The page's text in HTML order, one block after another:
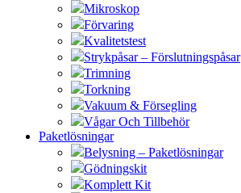
Mikroskop
Förvaring
Kvalitetstest
Strykpåsar – Förslutningspåsar
Trimning
Torkning
Vakuum & Försegling
Vågar Och Tillbehör
Paketlösningar
Belysning – Paketlösningar
Gödningskit
Komplett Kit